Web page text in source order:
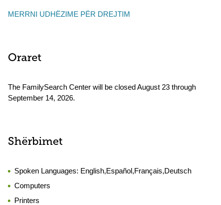
MERRNI UDHËZIME PËR DREJTIM
Oraret
The FamilySearch Center will be closed August 23 through
September 14, 2026.
Shërbimet
Spoken Languages: English,Español,Français,Deutsch
Computers
Printers